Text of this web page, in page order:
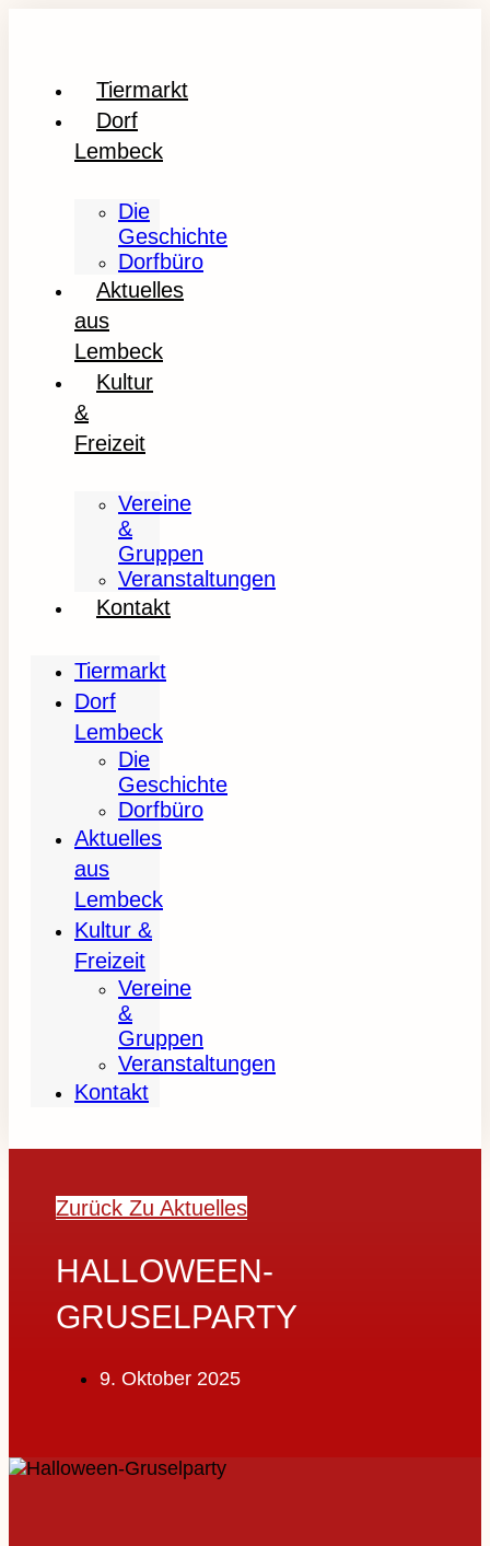
Tiermarkt
Dorf
Lembeck
Die
Geschichte
Dorfbüro
Aktuelles
aus
Lembeck
Kultur
&
Freizeit
Vereine
&
Gruppen
Veranstaltungen
Kontakt
Tiermarkt
Dorf
Lembeck
Die
Geschichte
Dorfbüro
Aktuelles
aus
Lembeck
Kultur &
Freizeit
Vereine
&
Gruppen
Veranstaltungen
Kontakt
Zurück Zu Aktuelles
HALLOWEEN-
GRUSELPARTY
9. Oktober 2025